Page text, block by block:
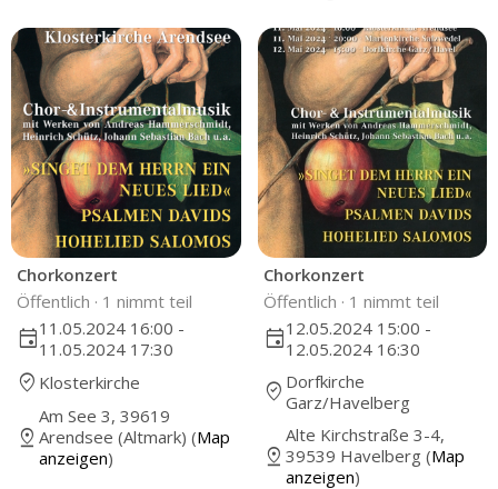
Chorkonzert
Öffentlich · 1 nimmt teil
event11.05.2024 16:00 -
11.05.2024 17:30
where_to_vote Klosterkirche
pin_drop
Am See 3, 39619
Arendsee (Altmark) (Map
anzeigen)
Chorkonzert
Öffentlich · 1 nimmt teil
event12.05.2024 15:00 -
12.05.2024 16:30
where_to_vote Dorfkirche
Garz/Havelberg
pin_drop
Alte Kirchstraße 3-4,
39539 Havelberg (Map
anzeigen)